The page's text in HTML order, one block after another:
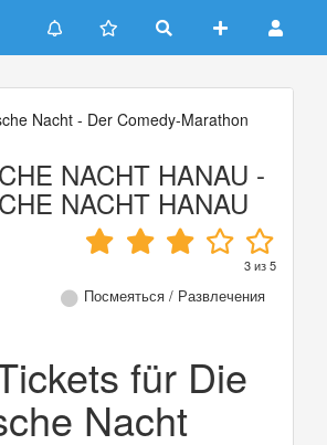
Nacht - Der Comedy-Marathon
NACHT HANAU -
NACHT HANAU
3из5
Посмеяться / Развлечения
für Die
Nacht